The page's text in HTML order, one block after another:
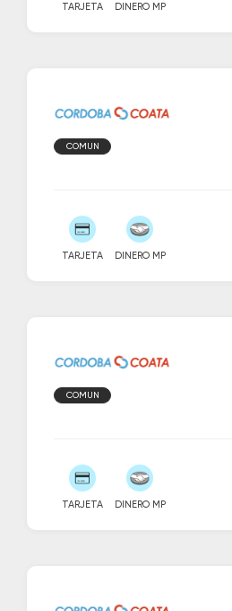
TARJETA DINERO MP
COMUN
TARJETA DINERO MP
COMUN
TARJETA DINERO MP